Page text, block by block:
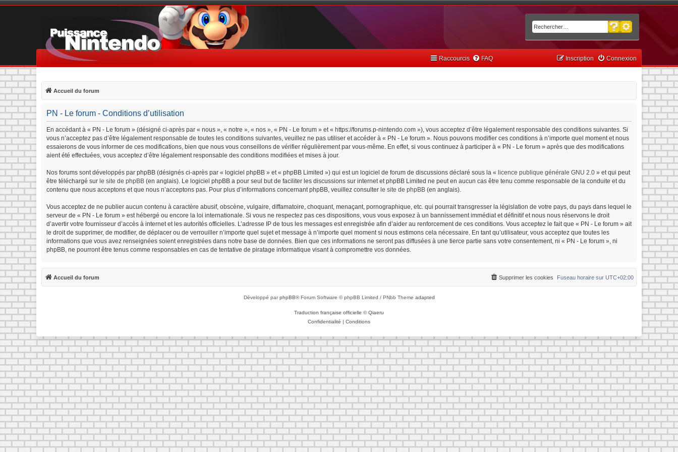
Rechercher
Recherche avancée
Raccourcis FAQ Connexion
Inscription
Accueil du forum
PN - Le forum - Conditions d’utilisation
En accédant à « PN - Le forum » (désigné ci-après par « nous », « notre », « nos », « PN - Le forum » et « https://forums.p-nintendo.com »), vous acceptez d’être légalement responsable des conditions suivantes. Si
vous n’acceptez pas d’être légalement responsable de toutes les conditions suivantes, veuillez ne pas utiliser et accéder à « PN - Le forum ». Nous pouvons modifier ces conditions à n’importe quel moment et nous
essaierons de vous informer de ces modifications, bien que nous vous conseillons de vérifier régulièrement par vous-même. En effet, si vous continuez à participer à « PN - Le forum » après que des modifications
aient été effectuées, vous acceptez d’être légalement responsable des conditions modifiées et mises à jour.
Nos forums sont développés par phpBB (désignés ci-après par « logiciel phpBB » et « phpBB Limited ») qui est un logiciel de forum de discussions déclaré sous la « licence publique générale GNU 2.0 » et qui peut
être téléchargé sur le site de phpBB (en anglais). Le logiciel phpBB a pour seul but de faciliter les discussions sur internet et phpBB Limited ne peut en aucun cas être tenu comme responsable de la conduite et du
contenu que nous acceptons et que nous n’acceptons pas. Pour plus d’informations concernant phpBB, veuillez consulter le site de phpBB (en anglais).
Vous acceptez de ne publier aucun contenu à caractère abusif, obscène, vulgaire, diffamatoire, choquant, menaçant, pornographique, etc. qui pourrait transgresser la législation de votre pays, du pays dans lequel le
serveur de « PN - Le forum » est hébergé ou encore la loi internationale. Si vous ne respectez pas ces dispositions, vous vous exposez à un bannissement immédiat et définitif et nous nous réservons le droit
d’avertir votre fournisseur d’accès à internet et les autorités officielles. L’adresse IP de tous les messages est enregistrée afin d’aider au renforcement de ces conditions. Vous acceptez le fait que « PN - Le forum » ait
le droit de supprimer, de modifier, de déplacer ou de verrouiller n’importe quel sujet et message à n’importe quel moment si nous estimons cela nécessaire. En tant qu’utilisateur, vous acceptez que toutes les
informations que vous avez renseignées soient enregistrées dans notre base de données. Bien que ces informations ne seront pas diffusées à une tierce partie sans votre consentement, ni « PN - Le forum », ni
phpBB, ne pourront être tenus comme responsables en cas de tentative de piratage informatique visant à compromettre vos données.
Accueil du forum Fuseau horaire sur UTC+02:00
Supprimer les cookies
Développé parphpBB® Forum Software © phpBB Limited / PNbb Theme adapted
Traduction française officielle ©Qiaeru
Confidentialité | Conditions